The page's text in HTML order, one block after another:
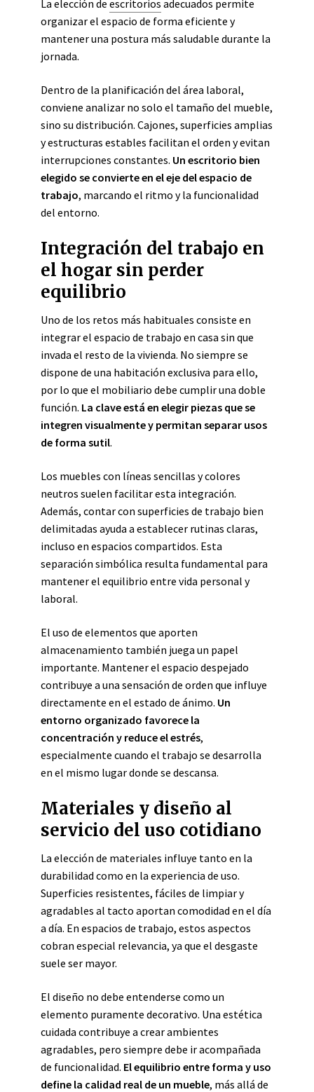
La elección de escritorios adecuados permite
organizar el espacio de forma eficiente y
mantener una postura más saludable durante la
jornada.
Dentro de la planificación del área laboral,
conviene analizar no solo el tamaño del mueble,
sino su distribución. Cajones, superficies amplias
y estructuras estables facilitan el orden y evitan
interrupciones constantes. Un escritorio bien
elegido se convierte en el eje del espacio de
trabajo, marcando el ritmo y la funcionalidad
del entorno.
Integración del trabajo en
el hogar sin perder
equilibrio
Uno de los retos más habituales consiste en
integrar el espacio de trabajo en casa sin que
invada el resto de la vivienda. No siempre se
dispone de una habitación exclusiva para ello,
por lo que el mobiliario debe cumplir una doble
función. La clave está en elegir piezas que se
integren visualmente y permitan separar usos
de forma sutil.
Los muebles con líneas sencillas y colores
neutros suelen facilitar esta integración.
Además, contar con superficies de trabajo bien
delimitadas ayuda a establecer rutinas claras,
incluso en espacios compartidos. Esta
separación simbólica resulta fundamental para
mantener el equilibrio entre vida personal y
laboral.
El uso de elementos que aporten
almacenamiento también juega un papel
importante. Mantener el espacio despejado
contribuye a una sensación de orden que influye
directamente en el estado de ánimo. Un
entorno organizado favorece la
concentración y reduce el estrés,
especialmente cuando el trabajo se desarrolla
en el mismo lugar donde se descansa.
Materiales y diseño al
servicio del uso cotidiano
La elección de materiales influye tanto en la
durabilidad como en la experiencia de uso.
Superficies resistentes, fáciles de limpiar y
agradables al tacto aportan comodidad en el día
a día. En espacios de trabajo, estos aspectos
cobran especial relevancia, ya que el desgaste
suele ser mayor.
El diseño no debe entenderse como un
elemento puramente decorativo. Una estética
cuidada contribuye a crear ambientes
agradables, pero siempre debe ir acompañada
de funcionalidad. El equilibrio entre forma y uso
define la calidad real de un mueble, más allá de